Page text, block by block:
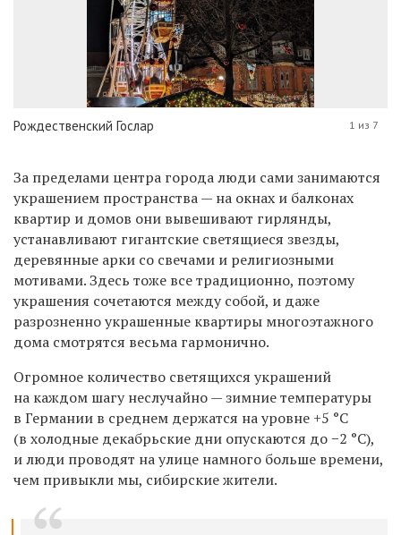
Рождественский Гослар 1 из 7
За пределами центра города люди сами занимаются
украшением пространства — на окнах и балконах
квартир и домов они вывешивают гирлянды,
устанавливают гигантские светящиеся звезды,
деревянные арки со свечами и религиозными
мотивами. Здесь тоже все традиционно, поэтому
украшения сочетаются между собой, и даже
разрозненно украшенные квартиры многоэтажного
дома смотрятся весьма гармонично.
Огромное количество светящихся украшений
на каждом шагу неслучайно — зимние температуры
в Германии в среднем держатся на уровне +5 °С
(в холодные декабрьские дни опускаются до −2 °С),
и люди проводят на улице намного больше времени,
чем привыкли мы, сибирские жители.